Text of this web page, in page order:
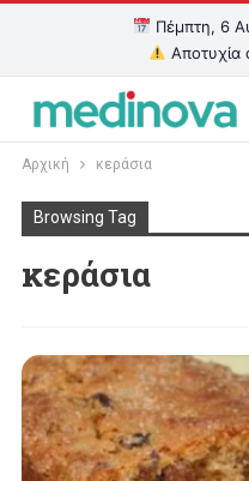
Πέμπτη, 6
Αποτυχία
Αρχική κεράσια
Browsing Tag
κεράσια